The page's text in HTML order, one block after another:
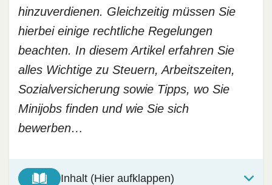
hinzuverdienen. Gleichzeitig müssen Sie
hierbei einige rechtliche Regelungen
beachten. In diesem Artikel erfahren Sie
alles Wichtige zu Steuern, Arbeitszeiten,
Sozialversicherung sowie Tipps, wo Sie
Minijobs finden und wie Sie sich
bewerben…
Inhalt (Hier aufklappen)